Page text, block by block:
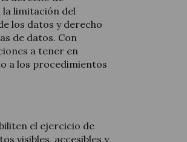
la limitación del
los datos y derecho
de datos. Con
a tener en
a los procedimientos
el ejercicio de
visibles, accesibles y